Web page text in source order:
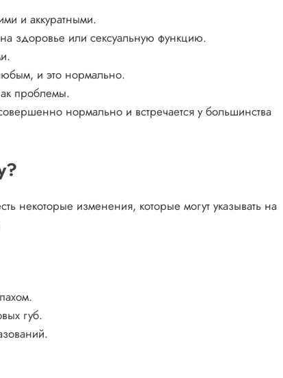
и аккуратными.
здоровье или сексуальную функцию.
и это нормально.
проблемы.
нормально и встречается у большинства
некоторые изменения, которые могут указывать на
губ.